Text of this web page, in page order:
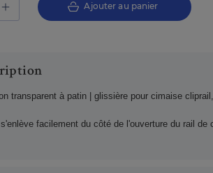
Ajouter au panier
transparent à patin | glissière pour cimaise
s'enlève facilement du côté de l'ouverture du rail de